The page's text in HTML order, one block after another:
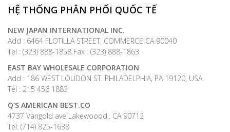
HỆ THỐNG PHÂN PHỐI QUỐC TẾ
NEW JAPAN INTERNATIONAL INC.
Add : 6464 FLOTILLA STREET, COMMERCE CA 90040
Tel : (323) 888-1858 Fax : (323) 888-1863
EAST BAY WHOLESALE CORPORATION
Add : 186 WEST LOUDON ST. PHILADELPHIA, PA 19120, USA
Tel : 215 456 1883
Q'S AMERICAN BEST.CO
4737 Vangold ave Lakewoood,. CA 90712
Tel: (714) 825-1638